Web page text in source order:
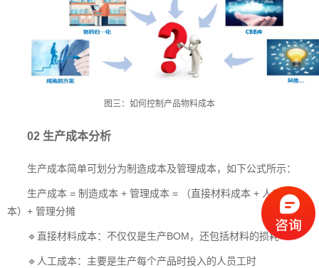
图三：如何控制产品物料成本
02 生产成本分析
生产成本简单可划分为制造成本及管理成本，如下公式所示：
生产成本 = 制造成本 + 管理成本 = （直接材料成本 + 人工成
本）+ 管理分摊
🔹直接材料成本：不仅仅是生产BOM，还包括材料的损耗
🔹人工成本：主要是生产每个产品时投入的人员工时